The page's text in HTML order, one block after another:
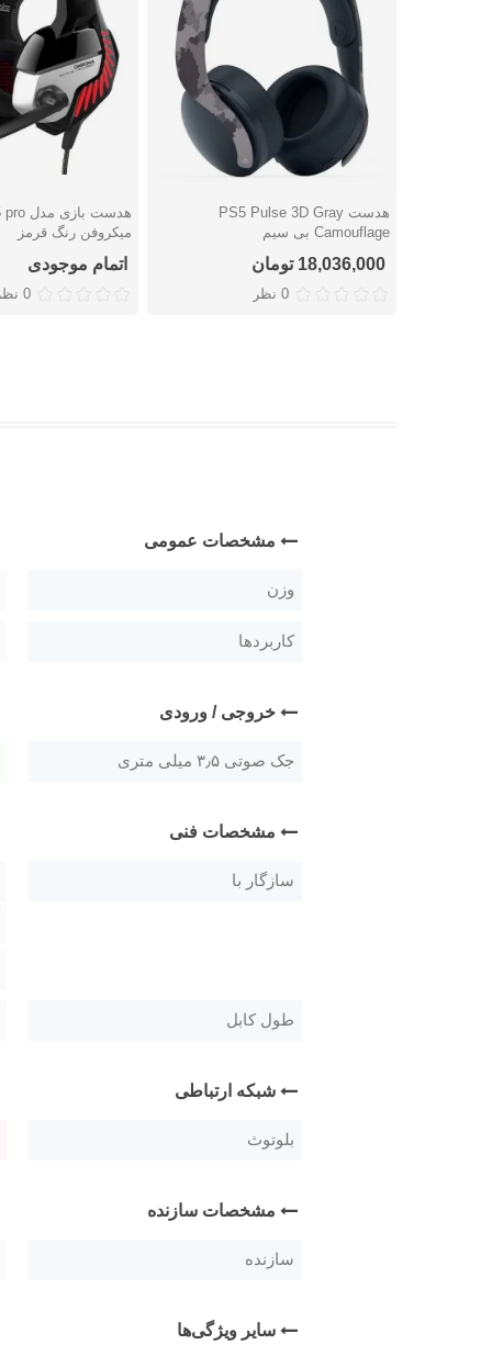
دوست داشتن
هدست PS5 Pulse 3D Gray
Camouflage بی سیم
18,036,000 تومان
0 نظر
دوست داشتن
میکروفن رنگ قرمز
اتمام موجودی
0 نظر
مشخصات عمومی
وزن
کاربردها
خروجی / ورودی
جک صوتی ۳٫۵ میلی متری
مشخصات فنی
سازگار با
طول کابل
شبکه ارتباطی
بلوتوث
مشخصات سازنده
سازنده
سایر ویژگی‌ها